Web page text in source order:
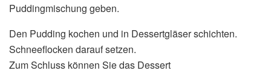
Puddingmischung geben.
Den Pudding kochen und in Dessertgläser schichten.
Schneeflocken darauf setzen.
Zum Schluss können Sie das Dessert